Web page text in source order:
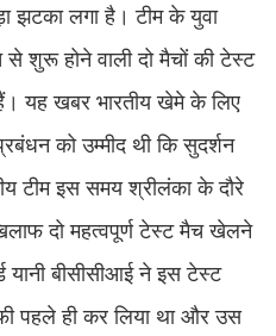
लगा है। टीम के युवा
शुरू होने वाली दो मैचों की टेस्ट
यह खबर भारतीय खेमे के लिए
को उम्मीद थी कि सुदर्शन
टीम इस समय श्रीलंका के दौरे
दो महत्वपूर्ण टेस्ट मैच खेलने
यानी बीसीसीआई ने इस टेस्ट
पहले ही कर लिया था और उस